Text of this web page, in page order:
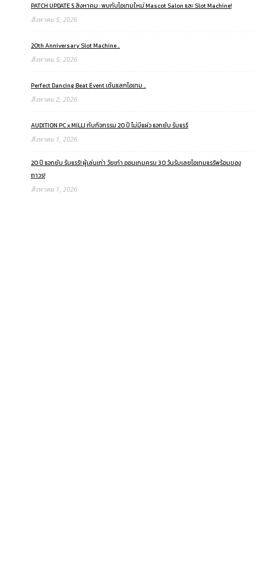
PATCH UPDATE 5 สิงหาคม : พบกับไอเทมใหม่ Mascot Salon และ Slot Machine!
สิงหาคม 5, 2026
20th Anniversary Slot Machine ..
สิงหาคม 5, 2026
Perfect Dancing Beat Event เต้นแลกไอเทม ..
สิงหาคม 2, 2026
AUDITION PC x MILLI กับกิจกรรม 20 ปี ไม่มีแผ่ว แจกยับ รับแรร์
สิงหาคม 1, 2026
20 ปี แจกยับ รับแรร์! ผู้เล่นเก่า วัยเก๋า ออนเกมครบ 30 วันรับเลยไอเทมแรร์พร้อมของ
ถาวร!
สิงหาคม 1, 2026